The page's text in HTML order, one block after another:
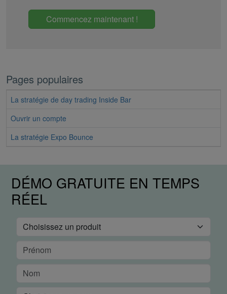
Commencez maintenant !
Pages populaires
La stratégie de day trading Inside Bar
Ouvrir un compte
La stratégie Expo Bounce
DÉMO GRATUITE EN TEMPS
RÉEL